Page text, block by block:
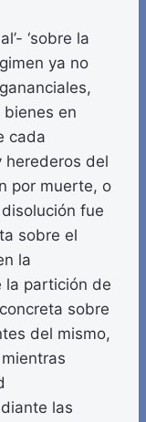
‘sobre la
ya no
en
cada
herederos del
por muerte, o
fue
sobre el
la
la partición de
sobre
del mismo,
las